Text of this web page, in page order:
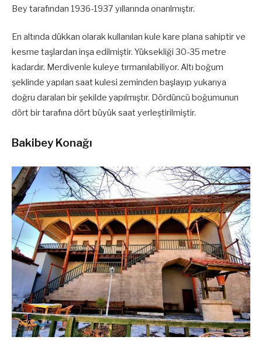
Bey tarafından 1936-1937 yıllarında onarılmıştır.
En altında dükkan olarak kullanılan kule kare plana sahiptir ve
kesme taşlardan inşa edilmiştir. Yüksekliği 30-35 metre
kadardır. Merdivenle kuleye tırmanılabiliyor. Altı boğum
şeklinde yapılan saat kulesi zeminden başlayıp yukarıya
doğru daralan bir şekilde yapılmıştır. Dördüncü boğumunun
dört bir tarafına dört büyük saat yerleştirilmiştir.
Bakibey Konağı